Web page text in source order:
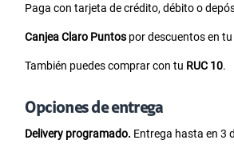
Paga con tarjeta de crédito, débito o
Canjea Claro Puntos por descuentos en
También puedes comprar con tu RUC 10.
Opciones de entrega
Delivery programado. Entrega hasta en 3